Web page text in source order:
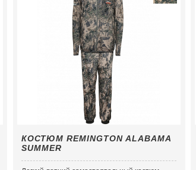
КОСТЮМ REMINGTON ALABAMA
SUMMER